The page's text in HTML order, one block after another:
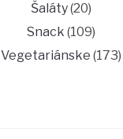
Šaláty(20)
Snack (109)
Vegetariánske (173)